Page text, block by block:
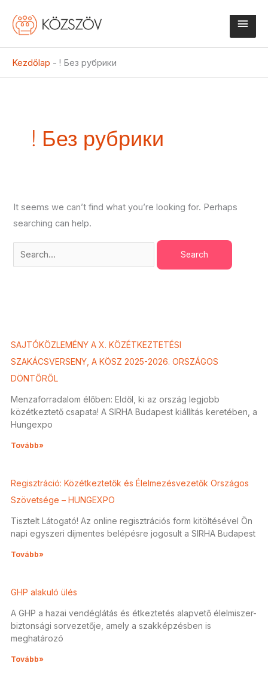
Main
Kezdőlap - ! Без рубрики
! Без рубрики
It seems we can’t find what you’re looking for. Perhaps
searching can help.
SAJTÓKÖZLEMÉNY A X. KÖZÉTKEZTETÉSI
SZAKÁCSVERSENY, A KÖSZ 2025-2026. ORSZÁGOS
DÖNTŐRŐL
Menzaforradalom élőben: Eldől, ki az ország legjobb
közétkeztető csapata! A SIRHA Budapest kiállítás keretében, a
Hungexpo
Tovább»
Regisztráció: Közétkeztetők és Élelmezésvezetők Országos
Szövetsége – HUNGEXPO
Tisztelt Látogató! Az online regisztrációs form kitöltésével Ön
napi egyszeri díjmentes belépésre jogosult a SIRHA Budapest
Tovább»
GHP alakuló ülés
A GHP a hazai vendéglátás és étkeztetés alapvető élelmiszer-
biztonsági sorvezetője, amely a szakképzésben is
meghatározó
Tovább»